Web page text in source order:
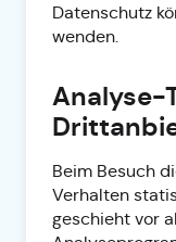
Datenschutz
wenden.
Analyse-
Beim Besuch
Verhalten
geschieht vor